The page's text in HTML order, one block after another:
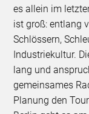
es allein im
ist groß: entlang
Schlössern,
Industriekultur.
lang und
gemeinsames
Planung den